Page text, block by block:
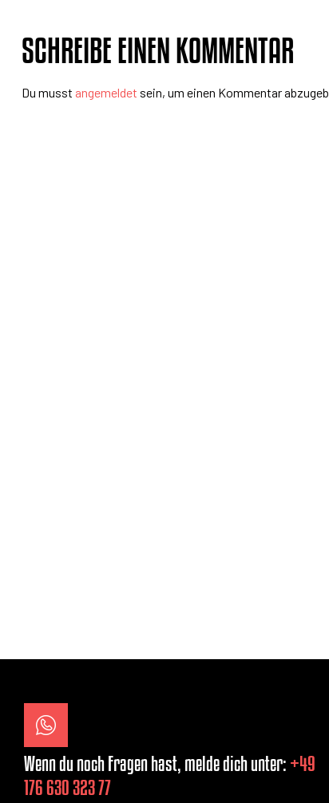
SCHREIBE EINEN KOMMENTAR
Du musst angemeldet sein, um einen Kommentar
Wenn du noch Fragen hast, melde dich unter: +49
176 630 323 77